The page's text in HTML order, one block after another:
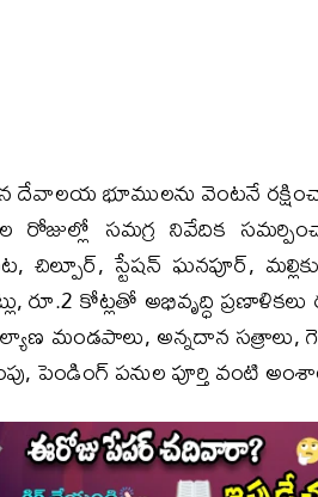
దేవాలయ భూములను వెంటనే
సమగ్ర నివేదిక
స్టేషన్ ఘనపూర్,
రూ.2 కోట్లతో అభివృద్ధి
మండపాలు, అన్నదాన సత్రాలు,
పెండింగ్ పనుల పూర్తి వంటి